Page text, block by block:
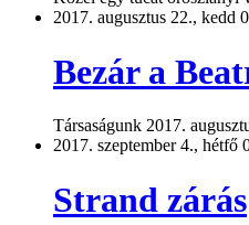
2017. augusztus 22., kedd
Bezár a
Társaságunk 2017.
2017. szeptember 4., hétfő
Strand zárás